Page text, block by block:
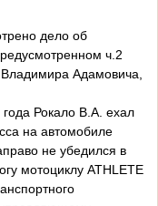
дело об
ч.2
Адамовича,
Рокало В.А. ехал
на автомобиле
не убедился в
мотоциклу ATHLETE